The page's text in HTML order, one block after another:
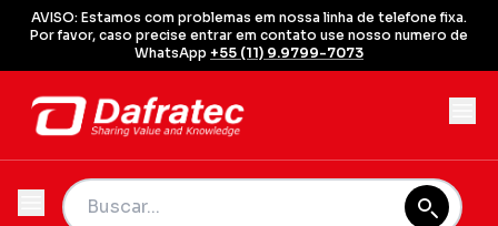
AVISO: Estamos com problemas em nossa linha de telefone fixa.
Por favor, caso precise entrar em contato use nosso numero de
WhatsApp +55 (11) 9.9799-7073